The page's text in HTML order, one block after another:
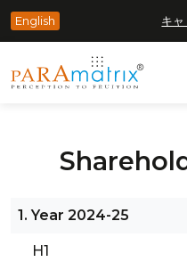
English キャ
1. Year 2024-25
H1